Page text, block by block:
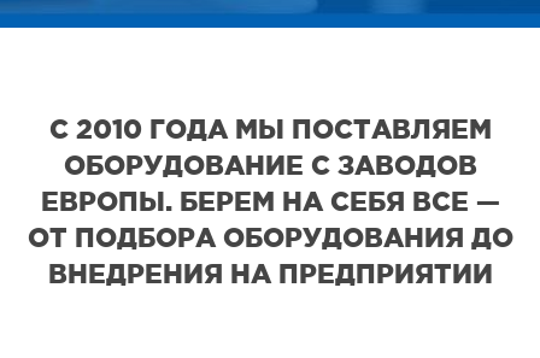
С 2010 ГОДА МЫ ПОСТАВЛЯЕМ
ОБОРУДОВАНИЕ С ЗАВОДОВ
ЕВРОПЫ. БЕРЕМ НА СЕБЯ ВСЕ —
ОТ ПОДБОРА ОБОРУДОВАНИЯ ДО
ВНЕДРЕНИЯ НА ПРЕДПРИЯТИИ